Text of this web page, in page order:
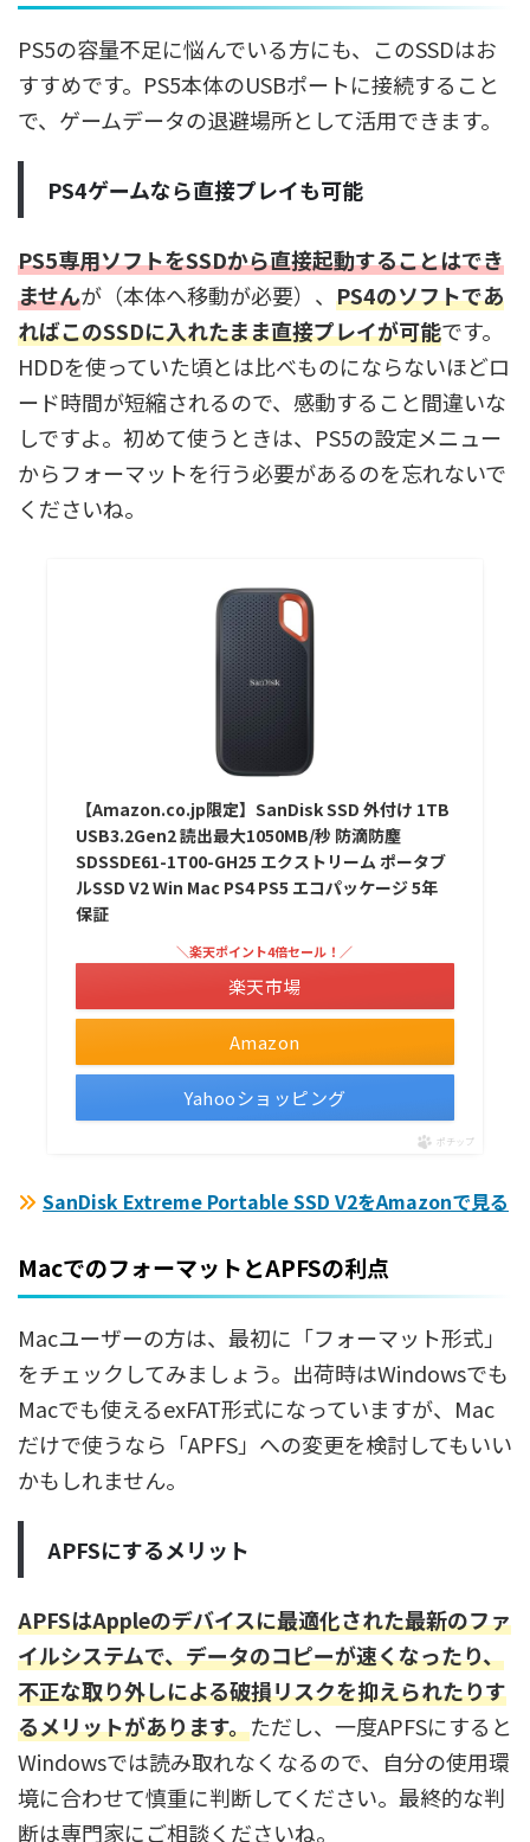
PS5の容量不足に悩んでいる方にも、このSSDはお
すすめです。PS5本体のUSBポートに接続すること
で、ゲームデータの退避場所として活用できます。
PS4ゲームなら直接プレイも可能
PS5専用ソフトをSSDから直接起動することはでき
ませんが（本体へ移動が必要）、 PS4のソフトであ
ればこのSSDに入れたまま直接プレイが可能です。
HDDを使っていた頃とは比べものにならないほどロ
ード時間が短縮されるので、感動すること間違いな
しですよ。初めて使うときは、PS5の設定メニュー
からフォーマットを行う必要があるのを忘れないで
くださいね。
【Amazon.co.jp限定】SanDisk SSD 外付け 1TB
USB3.2Gen2 読出最大1050MB/秒 防滴防塵
SDSSDE61-1T00-GH25 エクストリーム ポータブ
ルSSD V2 Win Mac PS4 PS5 エコパッケージ 5年
保証
Amazon
＼楽天ポイント4倍セール！／
楽天市場
Yahooショッピング
ポチップ
SanDisk Extreme Portable SSD V2をAmazonで見る
MacでのフォーマットとAPFSの利点
Macユーザーの方は、最初に「フォーマット形式」
をチェックしてみましょう。出荷時はWindowsでも
Macでも使えるexFAT形式になっていますが、Mac
だけで使うなら「APFS」への変更を検討してもいい
かもしれません。
APFSにするメリット
APFSはAppleのデバイスに最適化された最新のファ
イルシステムで、データのコピーが速くなったり、
不正な取り外しによる破損リスクを抑えられたりす
るメリットがあります。ただし、一度APFSにすると
Windowsでは読み取れなくなるので、自分の使用環
境に合わせて慎重に判断してください。最終的な判
断は専門家にご相談くださいね。